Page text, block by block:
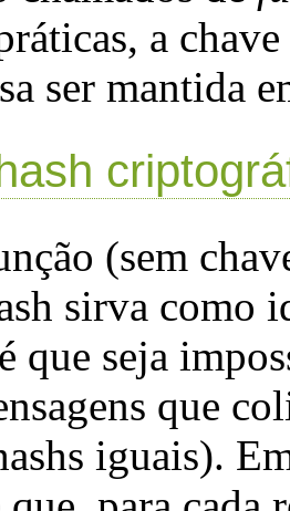
a
ser mantida
(sem
sirva como
que seja
que
iguais).